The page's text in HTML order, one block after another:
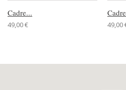
Cadre...
49,00 € 49,00